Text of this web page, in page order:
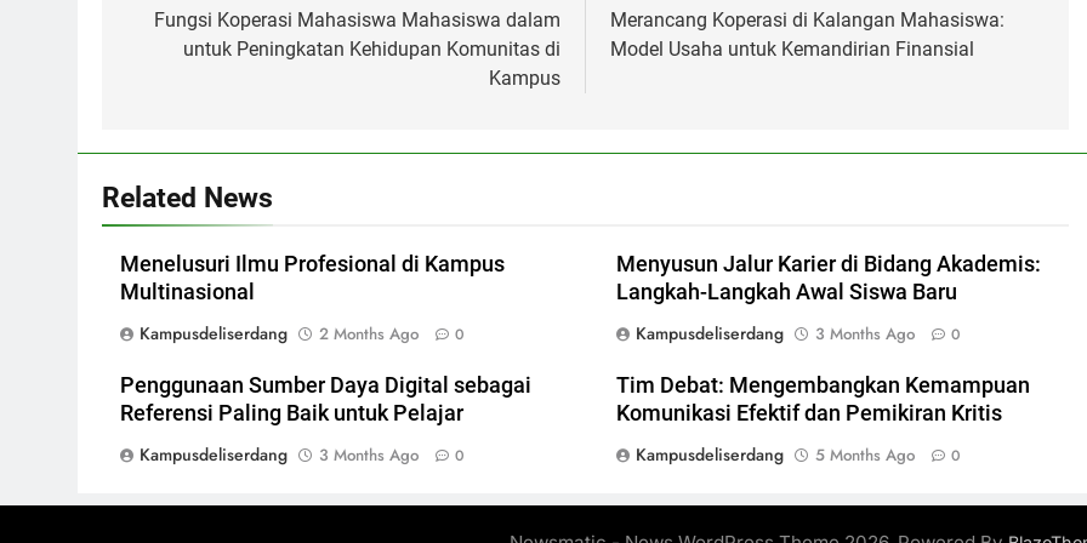
navigation
Fungsi Koperasi Mahasiswa Mahasiswa dalam
untuk Peningkatan Kehidupan Komunitas di
Kampus
Merancang Koperasi di Kalangan Mahasiswa:
Model Usaha untuk Kemandirian Finansial
Related News
Menelusuri Ilmu Profesional di Kampus
Multinasional
Kampusdeliserdang
2 Months Ago 0
Menyusun Jalur Karier di Bidang Akademis:
Langkah-Langkah Awal Siswa Baru
Kampusdeliserdang
3 Months Ago 0
Penggunaan Sumber Daya Digital sebagai
Referensi Paling Baik untuk Pelajar
Kampusdeliserdang
3 Months Ago 0
Tim Debat: Mengembangkan Kemampuan
Komunikasi Efektif dan Pemikiran Kritis
Kampusdeliserdang
5 Months Ago 0